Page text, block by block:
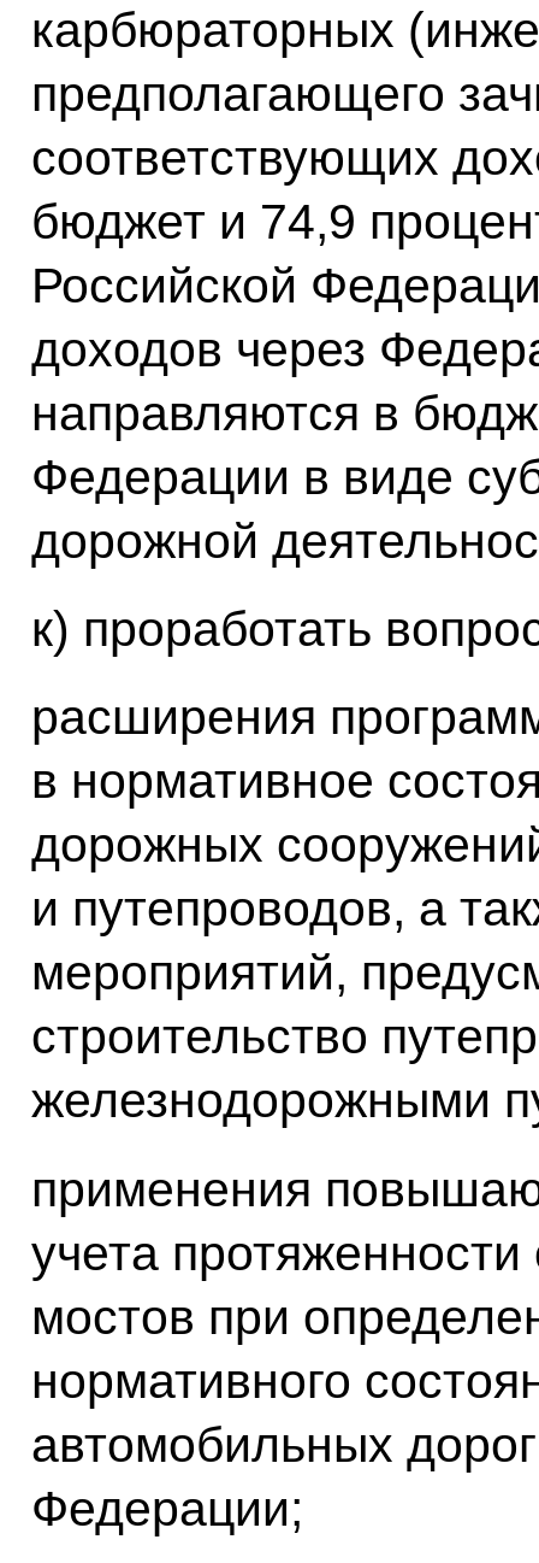
карбюраторных
предполагающего
соответствующих
бюджет и 74,9
Российской
доходов через
направляются в
Федерации в виде
дорожной
к) проработать
расширения
в нормативное
дорожных
и путепроводов, а
мероприятий,
строительство
железнодорожными
применения
учета
мостов при
нормативного
автомобильных
Федерации;